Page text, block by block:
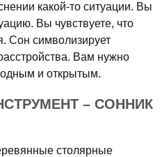
какой-то ситуации. Вы
Вы чувствуете, что
Сон символизирует
Вам нужно
и открытым.
– СОННИК
столярные